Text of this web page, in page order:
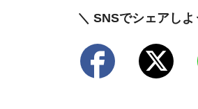
＼ SNSでシェアしよ